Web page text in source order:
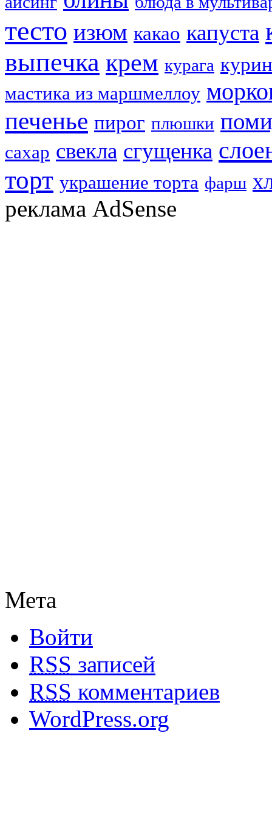
тесто изюм какао капуста
выпечка крем курага
мастика из маршмеллоу
печенье пирог плюшки
сахар свекла сгущенка
торт украшение торта фарш
реклама AdSense
Мета
Войти
RSS записей
RSS комментариев
WordPress.org